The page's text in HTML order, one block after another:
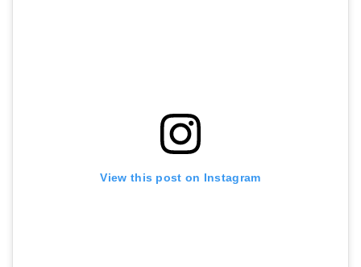
View this post on Instagram